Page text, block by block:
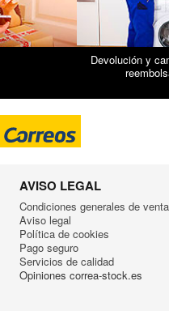
Devolución y
AVISO LEGAL
Condiciones generales de venta
Aviso legal
Política de cookies
Pago seguro
Servicios de calidad
Opiniones correa-stock.es